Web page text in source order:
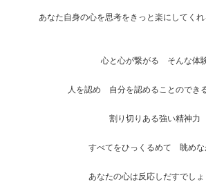
あなた自身の心を思考をきっと楽にしてくれ
心と心が繋がる そんな体
人を認め 自分を認めることのでき
割り切りある強い精神力
すべてをひっくるめて 眺めな
あなたの心は反応しだすでしょ